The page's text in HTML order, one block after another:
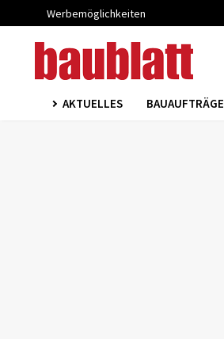
Werbemöglichkeiten
AKTUELLES BAUAUFTRÄGE